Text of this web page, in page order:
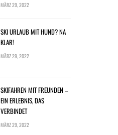
MÄRZ 29, 2022
SKI URLAUB MIT HUND? NA
KLAR!
MÄRZ 29, 2022
SKIFAHREN MIT FREUNDEN –
EIN ERLEBNIS, DAS
VERBINDET
MÄRZ 29, 2022